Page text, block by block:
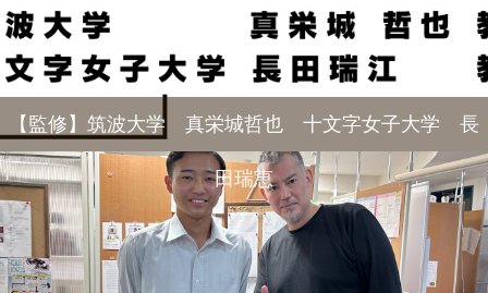
【監修】筑波大学 真栄城哲也 十文字女子大学 長
田瑞恵